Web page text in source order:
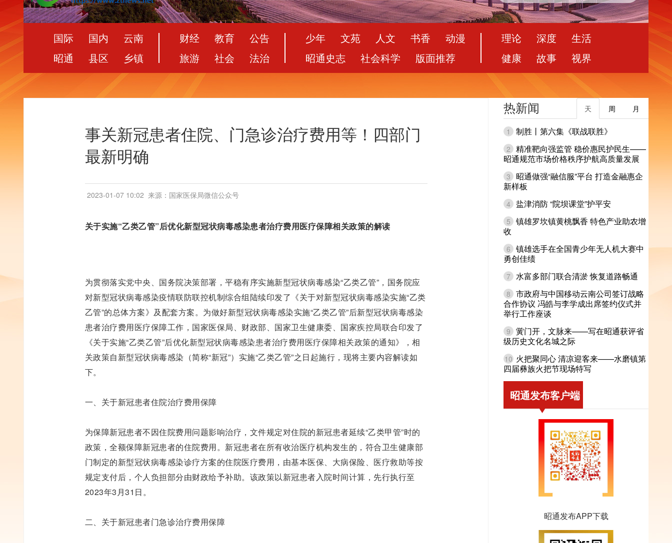
国际 国内
云南
昭通
县区 乡镇
财经 教育
公告
旅游
社会 法治
少年 文苑 人文 书香
动漫
昭通史志
社会科学 版面推荐
理论 深度
生活
健康
故事 视界
事关新冠患者住院、门急诊治疗费用等！四部门
最新明确
2023-01-07 10:02 来源：国家医保局微信公众号
关于实施“乙类乙管”后优化新型冠状病毒感染患者治疗费用医疗保障相关政策的解读
为贯彻落实党中央、国务院决策部署，平稳有序实施新型冠状病毒感染“乙类乙管”，国务院应
对新型冠状病毒感染疫情联防联控机制综合组陆续印发了《关于对新型冠状病毒感染实施“乙类
乙管”的总体方案》及配套方案。为做好新型冠状病毒感染实施“乙类乙管”后新型冠状病毒感染
患者治疗费用医疗保障工作，国家医保局、财政部、国家卫生健康委、国家疾控局联合印发了
《关于实施“乙类乙管”后优化新型冠状病毒感染患者治疗费用医疗保障相关政策的通知》，相
关政策自新型冠状病毒感染（简称“新冠”）实施“乙类乙管”之日起施行，现将主要内容解读如
下。
一、关于新冠患者住院治疗费用保障
为保障新冠患者不因住院费用问题影响治疗，文件规定对住院的新冠患者延续“乙类甲管”时的
政策，全额保障新冠患者的住院费用。新冠患者在所有收治医疗机构发生的，符合卫生健康部
门制定的新型冠状病毒感染诊疗方案的住院医疗费用，由基本医保、大病保险、医疗救助等按
规定支付后，个人负担部分由财政给予补助。该政策以新冠患者入院时间计算，先行执行至
2023年3月31日。
二、关于新冠患者门急诊治疗费用保障
热新闻 月
周
天
1 制胜丨第六集《联战联胜》
2 精准靶向强监管 稳价惠民护民生——
昭通规范市场价格秩序护航高质量发展
3
昭通做强“融信服”平台 打造金融惠企
新样板
4 盐津消防 “院坝课堂”护平安
5 镇雄罗坎镇黄桃飘香 特色产业助农增
收
6 镇雄选手在全国青少年无人机大赛中
勇创佳绩
7 水富多部门联合清淤 恢复道路畅通
8 市政府与中国移动云南公司签订战略
合作协议 冯皓与李学成出席签约仪式并
举行工作座谈
9 黉门开，文脉来——写在昭通获评省
级历史文化名城之际
10 火把聚同心 清凉迎客来——水磨镇第
四届彝族火把节现场特写
昭通发布客户端
昭通发布APP下载